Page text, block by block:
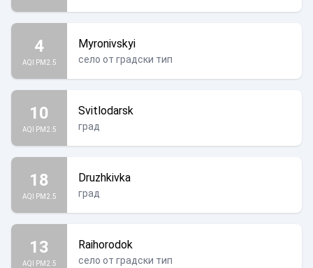
4
AQI PM2.5
Myronivskyi
село от градски тип
10
AQI PM2.5
Svitlodarsk
град
18
AQI PM2.5
Druzhkivka
град
13
AQI PM2.5
Raihorodok
село от градски тип